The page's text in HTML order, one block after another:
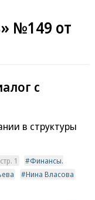
№149 от
с
в структуры
1
Финансы.
Нина Власова